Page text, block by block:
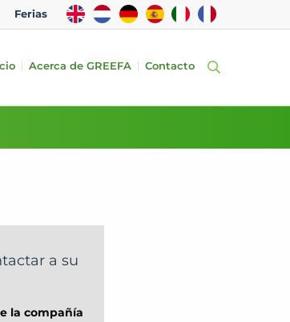
Ferias
EN NL DE ES IT FR
Acerca de GREEFA Contacto
a su
la compañía